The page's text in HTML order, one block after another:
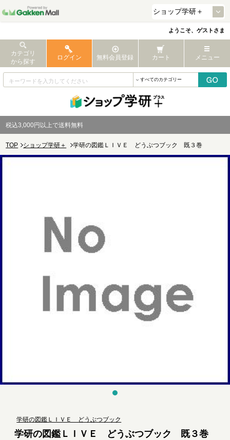
ようこそ、ゲストさま
カテゴリ
から探す
ログイン 無料会員登録 カート メニュー
税込3,000円以上で送料無料
TOP ショップ学研＋ 学研の図鑑ＬＩＶＥ どうぶつブック 既３巻
学研の図鑑ＬＩＶＥ どうぶつブック
学研の図鑑ＬＩＶＥ どうぶつブック 既３巻